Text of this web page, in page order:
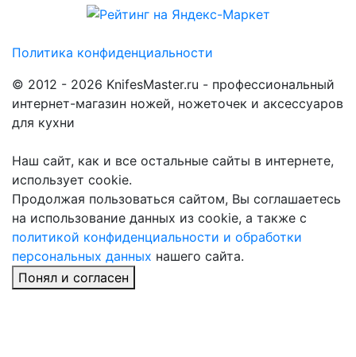
Политика конфиденциальности
© 2012 - 2026 KnifesMaster.ru - профессиональный
интернет-магазин ножей, ножеточек и аксессуаров
для кухни
Наш сайт, как и все остальные сайты в интернете,
использует cookie.
Продолжая пользоваться сайтом, Вы соглашаетесь
на использование данных из cookie, а также с
политикой конфиденциальности и обработки
персональных данных нашего сайта.
Понял и согласен